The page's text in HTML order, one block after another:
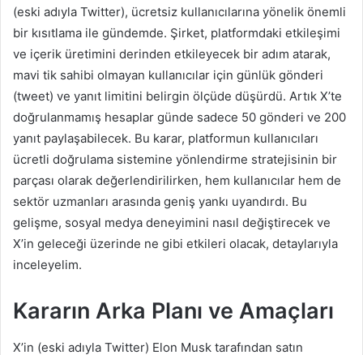
(eski adıyla Twitter), ücretsiz kullanıcılarına yönelik önemli
bir kısıtlama ile gündemde. Şirket, platformdaki etkileşimi
ve içerik üretimini derinden etkileyecek bir adım atarak,
mavi tik sahibi olmayan kullanıcılar için günlük gönderi
(tweet) ve yanıt limitini belirgin ölçüde düşürdü. Artık X’te
doğrulanmamış hesaplar günde sadece 50 gönderi ve 200
yanıt paylaşabilecek. Bu karar, platformun kullanıcıları
ücretli doğrulama sistemine yönlendirme stratejisinin bir
parçası olarak değerlendirilirken, hem kullanıcılar hem de
sektör uzmanları arasında geniş yankı uyandırdı. Bu
gelişme, sosyal medya deneyimini nasıl değiştirecek ve
X’in geleceği üzerinde ne gibi etkileri olacak, detaylarıyla
inceleyelim.
Kararın Arka Planı ve Amaçları
X’in (eski adıyla Twitter) Elon Musk tarafından satın